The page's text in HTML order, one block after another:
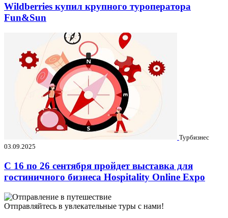
Wildberries купил крупного туроператора
Fun&Sun
Турбизнес
03.09.2025
C 16 по 26 сентября пройдет выставка для
гостиничного бизнеса Hospitality Online Expo
Отправляйтесь в увлекательные туры с нами!